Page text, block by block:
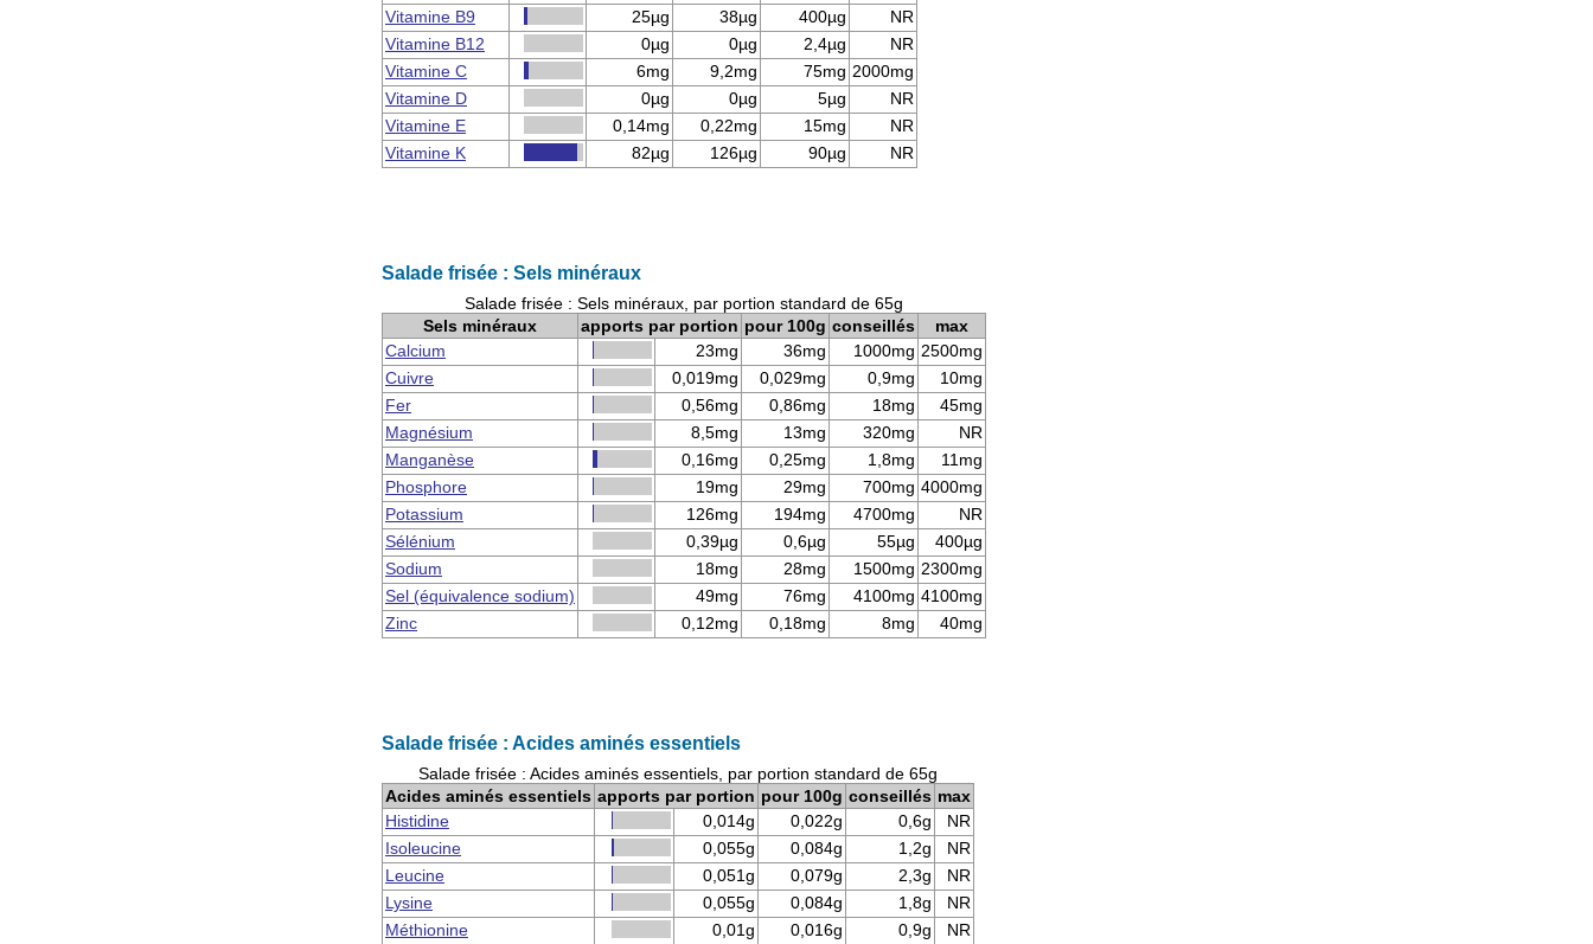
Vitamine B9
25µg 38µg 400µg
NR
Vitamine B12
0µg 0µg 2,4µg
NR
Vitamine C
6mg 9,2mg 75mg 2000mg
Vitamine D
0µg 0µg 5µg
NR
Vitamine E
0,14mg 0,22mg 15mg
NR
Vitamine K
82µg 126µg 90µg NR
Salade frisée : Sels minéraux
Salade frisée : Sels minéraux, par portion standard de 65g
Sels minéraux
apports par portion pour 100g conseillés
max
Calcium
23mg 36mg 1000mg 2500mg
Cuivre
0,019mg 0,029mg 0,9mg
10mg
Fer
0,56mg 0,86mg 18mg
45mg
Magnésium
8,5mg 13mg 320mg
NR
Manganèse
0,16mg 0,25mg 1,8mg
11mg
Phosphore
19mg 29mg 700mg 4000mg
Potassium
126mg 194mg 4700mg
NR
Sélénium
0,39µg 0,6µg 55µg
400µg
Sodium
18mg 28mg 1500mg 2300mg
Sel (équivalence sodium)
49mg 76mg 4100mg 4100mg
Zinc
0,12mg 0,18mg 8mg 40mg
Salade frisée : Acides aminés essentiels
Salade frisée : Acides aminés essentiels, par portion standard de 65g
Acides aminés essentiels apports par portion pour 100g conseillés max
Histidine
0,014g 0,022g 0,6g
NR
Isoleucine
0,055g 0,084g 1,2g
NR
Leucine
0,051g 0,079g 2,3g
NR
Lysine
0,055g 0,084g 1,8g
NR
Méthionine
0,01g 0,016g 0,9g NR